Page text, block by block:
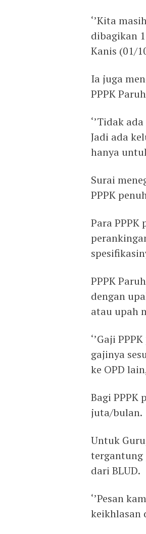
‘’Kita
dibagikan
Kanis (01/
Ia juga
PPPK
‘’Tidak
Jadi ada
hanya
Surai
PPPK
Para
PPPK
dengan
atau upah
‘’Gaji
gajinya
ke OPD
Bagi PPPK
juta/bulan.
Untuk
tergantung
dari BLUD.
‘’Pesan
keikhlasan